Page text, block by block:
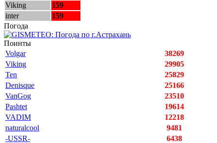
Viking
159
inter
159
Погода
Поинты
Volgar
38269
Viking
29905
Ten
25829
Denisque
25166
VanGog
23510
Pashtet
19614
VADIM
12218
naturalcool
9481
-USSR-
6438